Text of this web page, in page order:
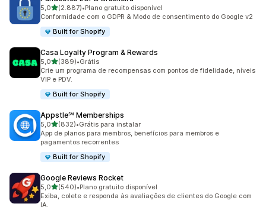
5,0de 5 estrelas
(2.887)
2887 avaliações ao todo
•Plano gratuito disponível
Conformidade com o GDPR & Modo de consentimento do Google v2
Built for Shopify
Casa Loyalty Program & Rewards
5,0de 5 estrelas
(389)
389 avaliações ao todo
•Grátis
Crie um programa de recompensas com pontos de fidelidade, níveis
VIP e PDV.
Built for Shopify
Appstle℠ Memberships
5,0de 5 estrelas
(832)
832 avaliações ao todo
•Grátis para instalar
App de planos para membros, benefícios para membros e
pagamentos recorrentes
Built for Shopify
Google Reviews Rocket
5,0de 5 estrelas
(540)
540 avaliações ao todo
•Plano gratuito disponível
Exiba, colete e responda às avaliações de clientes do Google com
IA.